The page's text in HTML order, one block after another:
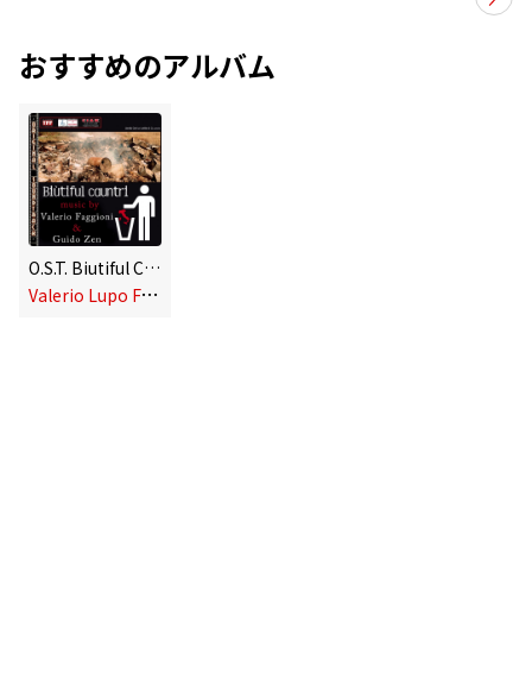
おすすめのアルバム
O.S.T. Biutiful Cauntri
V
alerio Lupo Faggioni & Guido Zen